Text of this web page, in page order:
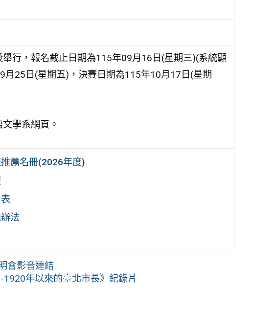
行，報名截止日期為115年09月16日(星期三)(系統顯
25日(星期五)，決賽日期為115年10月17日(星期
學系網頁。
薦名冊(2026年度)
法
會影音連結
年以來的臺北市長》紀錄片